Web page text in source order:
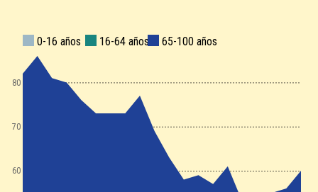
60
70
80
0-16 años 16-64 años 65-100 años